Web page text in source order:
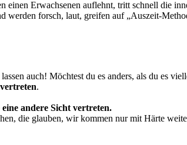
Erwachsenen auflehnt, tritt schnell die
forsch, laut, greifen auf „Auszeit-
auch! Möchtest du es anders, als du es
.
andere Sicht vertreten.
die glauben, wir kommen nur mit Härte